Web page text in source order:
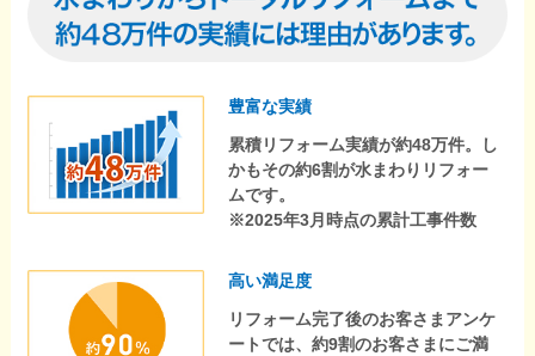
豊富な実績
累積リフォーム実績が約48万件。し
かもその約6割が水まわりリフォー
ムです。
※2025年3月時点の累計工事件数
高い満足度
リフォーム完了後のお客さまアンケ
ートでは、約9割のお客さまにご満